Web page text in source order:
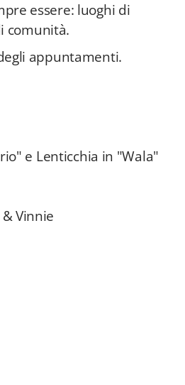
essere: luoghi di
comunità.
appuntamenti.
e Lenticchia in "Wala"
Vinnie